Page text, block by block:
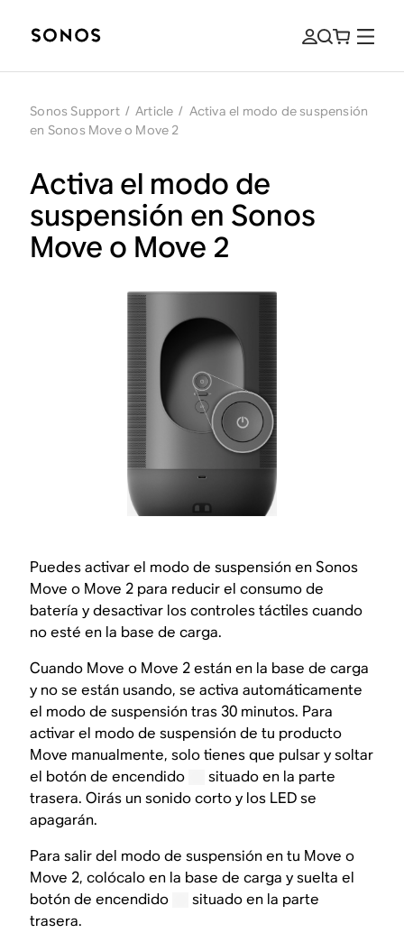
Sonos Support / Article / Activa el modo de suspensión
en Sonos Move o Move 2
Activa el modo de
suspensión en Sonos
Move o Move 2
Puedes activar el modo de suspensión en Sonos
Move o Move 2 para reducir el consumo de
batería y desactivar los controles táctiles cuando
no esté en la base de carga.
Cuando Move o Move 2 están en la base de carga
y no se están usando, se activa automáticamente
el modo de suspensión tras 30 minutos. Para
activar el modo de suspensión de tu producto
Move manualmente, solo tienes que pulsar y soltar
el botón de encendido
situado en la parte
trasera. Oirás un sonido corto y los LED se
apagarán.
Para salir del modo de suspensión en tu Move o
Move 2, colócalo en la base de carga y suelta el
botón de encendido
situado en la parte
trasera.